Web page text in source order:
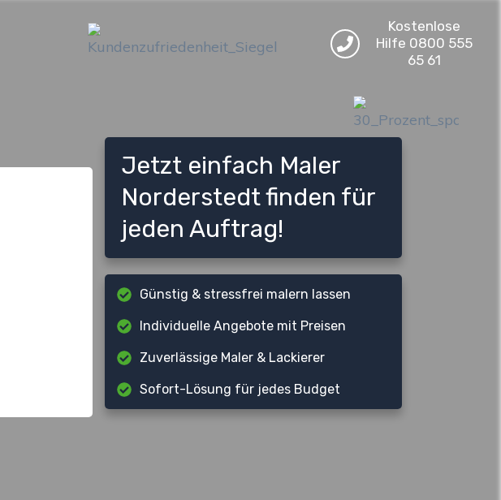
Kostenlose
Hilfe 0800 555
65 61
Jetzt einfach Maler
Norderstedt finden für
jeden Auftrag!
Günstig & stressfrei malern lassen
Individuelle Angebote mit Preisen
Zuverlässige Maler & Lackierer
Sofort-Lösung für jedes Budget